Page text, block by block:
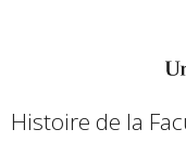
Histoire de la